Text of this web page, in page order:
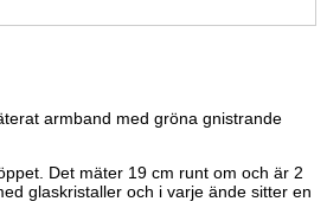
armband med gröna gnistrande
Det mäter 19 cm runt om och är 2
glaskristaller och i varje ände sitter en